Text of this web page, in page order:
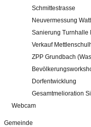
Schmittestrasse
Neuvermessung
Sanierung Turnhalle
Verkauf
ZPP Grundbach
Dorfentwicklung
Gesamtmelioration
Webcam
Gemeinde